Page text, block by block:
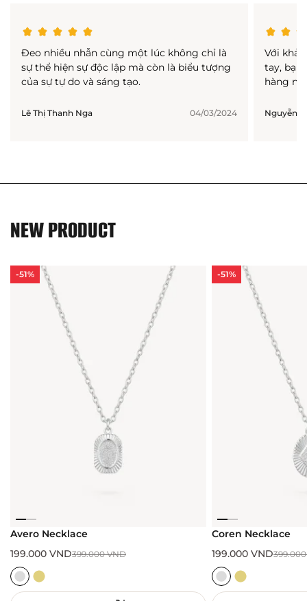
Đeo nhiều nhẫn cùng một lúc không chỉ là
sự thể hiện sự độc lập mà còn là biểu tượng
của sự tự do và sáng tạo.
Lê Thị Thanh Nga 04/03/2024
Với khả
tay, bạn
hàng
Nguyễn
NEW PRODUCT
-51%
Avero Necklace
399.000VND
199.000 VND
-51%
Coren Necklace
199.000 VND